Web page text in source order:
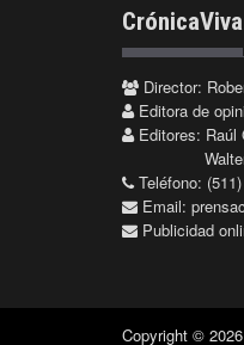
CrónicaViva
Director:
Editora de
Editores: Raúl
Teléfono:
Email:
Publicidad
Copyright ©